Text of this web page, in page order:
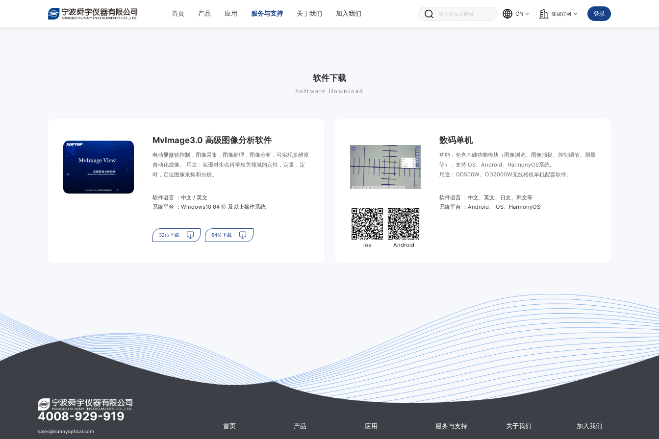
首页 产品 应用 服务与支持 关于我们 加入我们 CN 集团官网 登录
软件下载
Software Download
MvImage3.0 高级图像分析软件
电动显微镜控制，图像采集，图像处理，图像分析，可实现多维度
自动化成像。 用途：实现对生命科学相关领域的定性，定量，定
时，定位图像采集和分析。
软件语言 ：中文 / 英文
系统平台 ：Windows10 64 位 及以上操作系统
32位下载 64位下载
ios Android
数码单机
功能：包含基础功能模块（图像浏览、图像捕捉、控制调节、测量
等），支持IOS、Android、HarmonyOS系统。
用途：OD500W、OD2000W无线相机单机配套软件。
软件语言 ：中文、英文、日文、韩文等
系统平台 ：Android、IOS、HarmonyOS
4008-929-919
sales@sunnyoptical.com
首页 产品 应用 服务与支持 关于我们 加入我们